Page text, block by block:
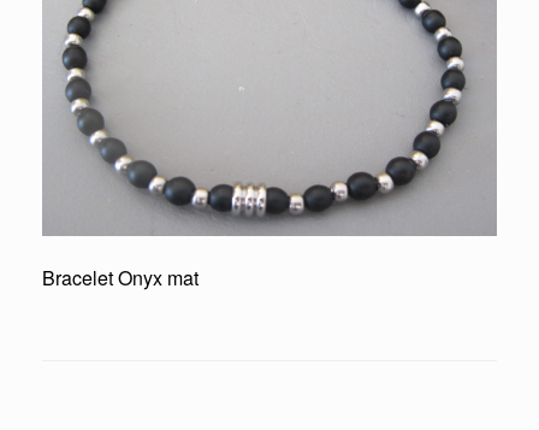
Bracelet Onyx mat